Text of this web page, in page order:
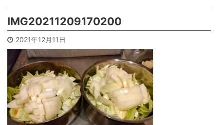
IMG20211209170200
2021年12月11日